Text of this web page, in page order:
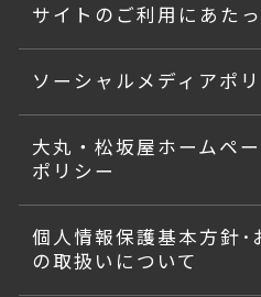
サイトのご利用にあた
ソーシャルメディアポ
大丸・松坂屋ホームペ
ポリシー
個人情報保護基本方針･
の取扱いについて